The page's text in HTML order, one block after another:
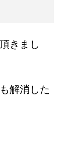
きまし
解消した